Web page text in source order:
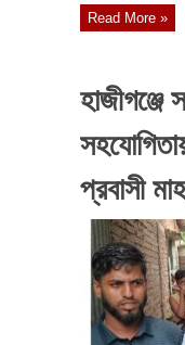
Read More »
প্রবাসী